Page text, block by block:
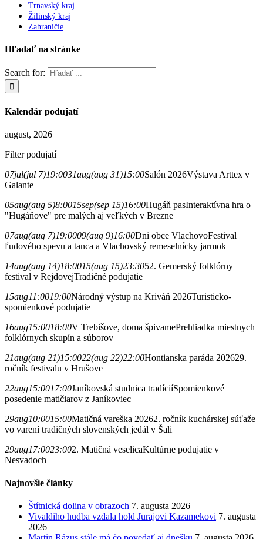
Trnavský kraj
Žilinský kraj
Zahraničie
Hľadať na stránke
Search for:
Kalendár podujatí
august, 2026
Filter podujatí
07jul(jul 7)19:0031aug(aug 31)15:00Salón 2026Výstava Arttex v
Galante
05aug(aug 5)8:0015sep(sep 15)16:00Hugáň pasInteraktívna hra o
"Hugáňove" pre malých aj veľkých v Brezne
07aug(aug 7)19:0009(aug 9)16:00Dni obce VlachovoFestival
ľudového spevu a tanca a Vlachovský remeselnícky jarmok
14aug(aug 14)18:0015(aug 15)23:3052. Gemerský folklórny
festival v RejdovejTradičné podujatie
15aug11:0019:00Národný výstup na Kriváň 2026Turisticko-
spomienkové podujatie
16aug15:0018:00V Trebišove, doma špivamePrehliadka miestnych
folklórnych skupín a súborov
21aug(aug 21)15:0022(aug 22)22:00Hontianska paráda 202629.
ročník festivalu v Hrušove
22aug15:0017:00Janíkovská studnica tradíciíSpomienkové
posedenie matičiarov z Janíkoviec
29aug10:0015:00Matičná vareška 20262. ročník kuchárskej súťaže
vo varení tradičných slovenských jedál v Šali
29aug17:0023:002. Matičná veselicaKultúrne podujatie v
Nesvadoch
Najnovšie články
Štítnická dolina v obrazoch 7. augusta 2026
Vivaldiho hudba vzdala hold Jurajovi Kazamekovi 7. augusta
2026